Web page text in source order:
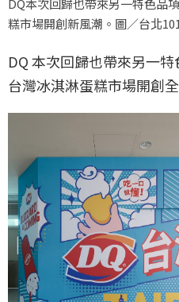
糕市場開創新風潮。圖／台北
DQ 本次回歸也帶來另一
台灣冰淇淋蛋糕市場開創